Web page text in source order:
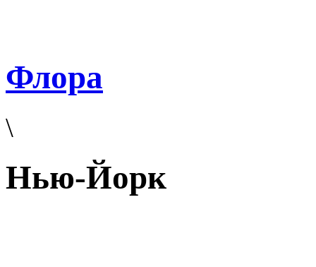
Флора
\
Нью-Йорк